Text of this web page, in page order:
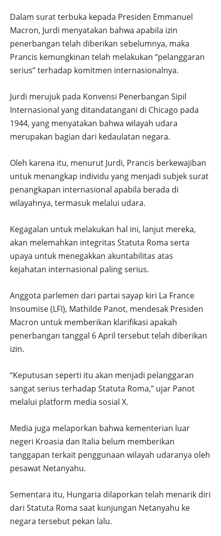
Dalam surat terbuka kepada Presiden Emmanuel
Macron, Jurdi menyatakan bahwa apabila izin
penerbangan telah diberikan sebelumnya, maka
Prancis kemungkinan telah melakukan “pelanggaran
serius” terhadap komitmen internasionalnya.
Jurdi merujuk pada Konvensi Penerbangan Sipil
Internasional yang ditandatangani di Chicago pada
1944, yang menyatakan bahwa wilayah udara
merupakan bagian dari kedaulatan negara.
Oleh karena itu, menurut Jurdi, Prancis berkewajiban
untuk menangkap individu yang menjadi subjek surat
penangkapan internasional apabila berada di
wilayahnya, termasuk melalui udara.
Kegagalan untuk melakukan hal ini, lanjut mereka,
akan melemahkan integritas Statuta Roma serta
upaya untuk menegakkan akuntabilitas atas
kejahatan internasional paling serius.
Anggota parlemen dari partai sayap kiri La France
Insoumise (LFI), Mathilde Panot, mendesak Presiden
Macron untuk memberikan klarifikasi apakah
penerbangan tanggal 6 April tersebut telah diberikan
izin.
“Keputusan seperti itu akan menjadi pelanggaran
sangat serius terhadap Statuta Roma,” ujar Panot
melalui platform media sosial X.
Media juga melaporkan bahwa kementerian luar
negeri Kroasia dan Italia belum memberikan
tanggapan terkait penggunaan wilayah udaranya oleh
pesawat Netanyahu.
Sementara itu, Hungaria dilaporkan telah menarik diri
dari Statuta Roma saat kunjungan Netanyahu ke
negara tersebut pekan lalu.